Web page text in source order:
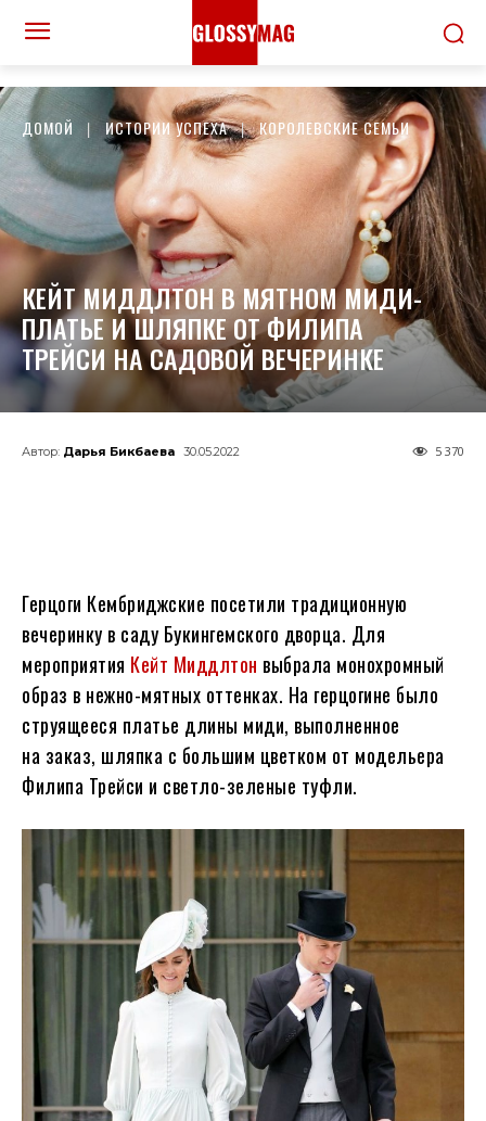
ДОМОЙ ИСТОРИИ УСПЕХА КОРОЛЕВСКИЕ СЕМЬИ
КЕЙТ МИДДЛТОН В МЯТНОМ МИДИ-
ПЛАТЬЕ И ШЛЯПКЕ ОТ ФИЛИПА
ТРЕЙСИ НА САДОВОЙ ВЕЧЕРИНКЕ
Автор: Дарья Бикбаева 30.05.2022 5 370
Герцоги Кембриджские посетили традиционную
вечеринку в саду Букингемского дворца. Для
мероприятия Кейт Миддлтон выбрала монохромный
образ в нежно-мятных оттенках. На герцогине было
струящееся платье длины миди, выполненное
на заказ, шляпка с большим цветком от модельера
Филипа Трейси и светло-зеленые туфли.